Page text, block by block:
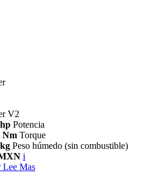
V2
Potencia
Nm Torque
Peso húmedo (sin combustible)
i
Lee Mas